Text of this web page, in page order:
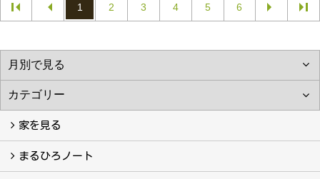
1 2 3 4 5 6
家を見る
フォトギャラリー
現場レポート
完工事例
お客様の声
まるひろノート